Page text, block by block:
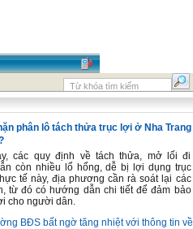
phân lô tách thửa trục lợi ở Nha Trang
các quy định về tách thửa, mở lối đi
còn nhiều lổ hổng, dễ bị lợi dụng trục
tế này, địa phương cần rà soát lại các
từ đó có hướng dẫn chi tiết để đảm bảo
cho người dân.
BĐS bất ngờ tăng nhiệt với thông tin về